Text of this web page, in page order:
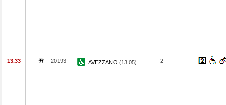
13.33 20193 AVEZZANO (13.05) 2